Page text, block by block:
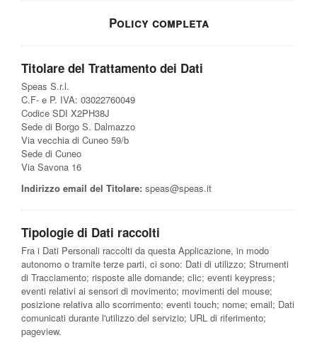
Policy completa
Titolare del Trattamento dei Dati
Speas S.r.l.
C.F- e P. IVA: 03022760049
Codice SDI X2PH38J
Sede di Borgo S. Dalmazzo
Via vecchia di Cuneo 59/b
Sede di Cuneo
Via Savona 16
Indirizzo email del Titolare: speas@speas.it
Tipologie di Dati raccolti
Fra i Dati Personali raccolti da questa Applicazione, in modo
autonomo o tramite terze parti, ci sono: Dati di utilizzo; Strumenti
di Tracciamento; risposte alle domande; clic; eventi keypress;
eventi relativi ai sensori di movimento; movimenti del mouse;
posizione relativa allo scorrimento; eventi touch; nome; email; Dati
comunicati durante l'utilizzo del servizio; URL di riferimento;
pageview.